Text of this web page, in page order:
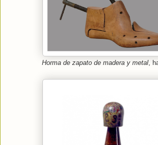
Horma de zapato de madera y metal,